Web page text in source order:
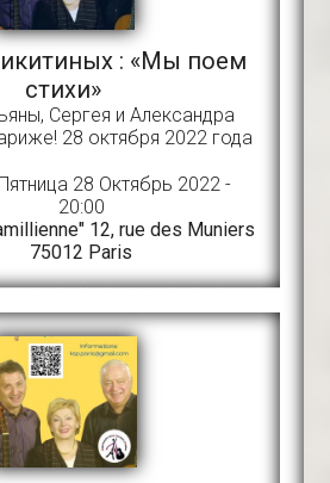
: «Мы поем
стихи»
Сергея и Александра
28 октября 2022 года
28 Октябрь 2022 -
20:00
12, rue des Muniers
75012 Paris